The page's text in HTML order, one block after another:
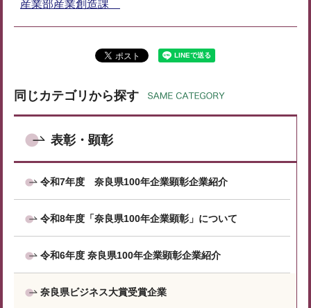
産業部産業創造課
同じカテゴリから探す
表彰・顕彰
令和7年度 奈良県100年企業顕彰企業紹介
令和8年度「奈良県100年企業顕彰」について
令和6年度 奈良県100年企業顕彰企業紹介
奈良県ビジネス大賞受賞企業